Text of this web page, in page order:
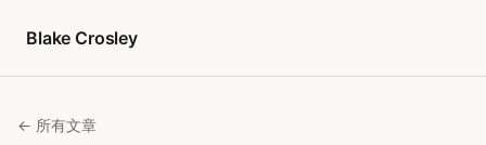
Blake Crosley
← 所有文章